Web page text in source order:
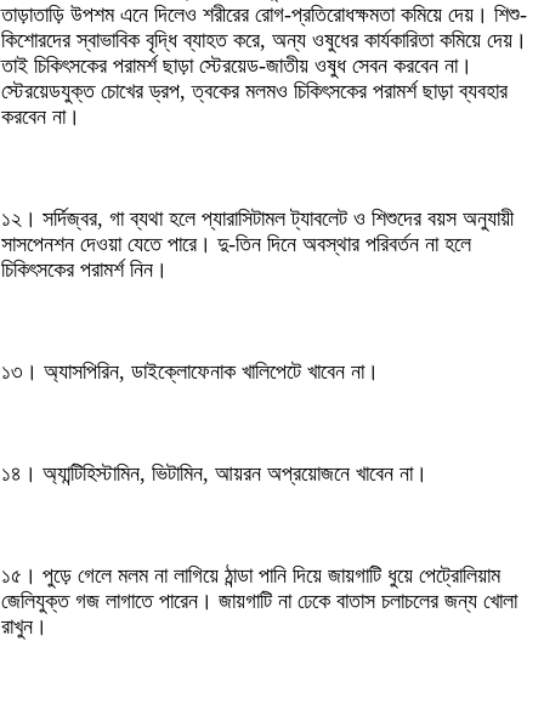
তাড়াতাড়ি উপশম এনে দিলেও শরীরের রোগ-প্রতিরোধক্ষমতা কমিয়ে দেয়। শিশু-
কিশোরদের স্বাভাবিক বৃদ্ধি ব্যাহত করে, অন্য ওষুধের কার্যকারিতা কমিয়ে দেয়।
তাই চিকিৎসকের পরামর্শ ছাড়া স্টেরয়েড-জাতীয় ওষুধ সেবন করবেন না।
স্টেরয়েডযুক্ত চোখের ড্রপ, ত্বকের মলমও চিকিৎসকের পরামর্শ ছাড়া ব্যবহার
করবেন না।
১২। সর্দিজ্বর, গা ব্যথা হলে প্যারাসিটামল ট্যাবলেট ও শিশুদের বয়স অনুযায়ী
সাসপেনশন দেওয়া যেতে পারে। দু-তিন দিনে অবস্থার পরিবর্তন না হলে
চিকিৎসকের পরামর্শ নিন।
১৩। অ্যাসপিরিন, ডাইক্লোফেনাক খালিপেটে খাবেন না।
১৪। অ্যান্টিহিস্টামিন, ভিটামিন, আয়রন অপ্রয়োজনে খাবেন না।
১৫। পুড়ে গেলে মলম না লাগিয়ে ঠান্ডা পানি দিয়ে জায়গাটি ধুয়ে পেট্রোলিয়াম
জেলিযুক্ত গজ লাগাতে পারেন। জায়গাটি না ঢেকে বাতাস চলাচলের জন্য খোলা
রাখুন।